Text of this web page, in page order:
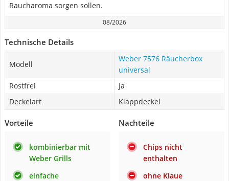
Raucharoma sorgen sollen.
08/2026
Technische Details
Modell
Weber 7576 Räucherbox
universal
Rostfrei
Ja
Deckelart
Klappdeckel
Vorteile
kombinierbar mit
Weber Grills
einfache
Nachteile
Chips nicht
enthalten
ohne Klaue